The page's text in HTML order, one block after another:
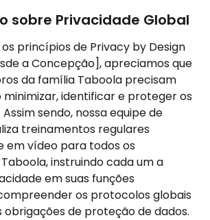
sobre Privacidade Global
princípios de Privacy by Design
a Concepção], apreciamos que
da família Taboola precisam
identificar e proteger os
sendo, nossa equipe de
treinamentos regulares
em vídeo para todos os
instruindo cada um a
em suas funções
os protocolos globais
obrigações de proteção de dados.